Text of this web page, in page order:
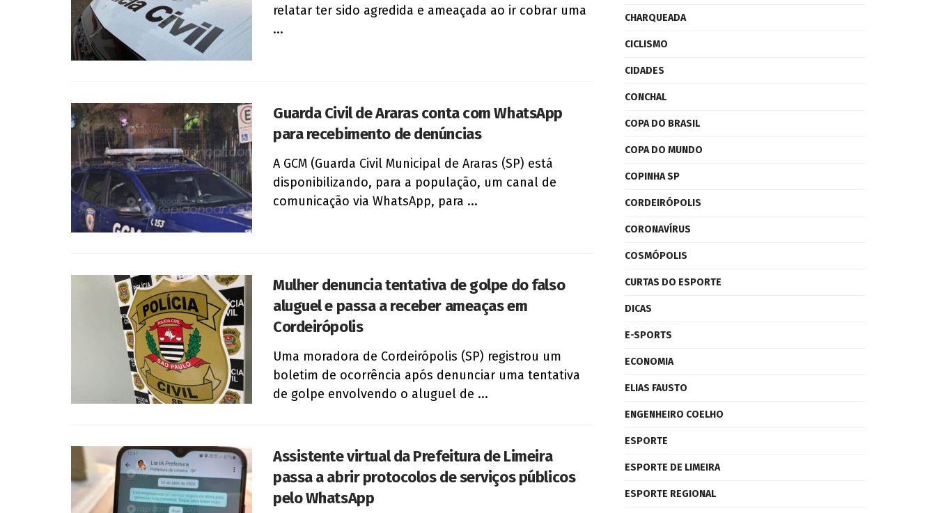
relatar ter sido agredida e ameaçada ao ir cobrar uma
...
Guarda Civil de Araras conta com WhatsApp
para recebimento de denúncias
A GCM (Guarda Civil Municipal de Araras (SP) está
disponibilizando, para a população, um canal de
comunicação via WhatsApp, para ...
Mulher denuncia tentativa de golpe do falso
aluguel e passa a receber ameaças em
Cordeirópolis
Uma moradora de Cordeirópolis (SP) registrou um
boletim de ocorrência após denunciar uma tentativa
de golpe envolvendo o aluguel de ...
Assistente virtual da Prefeitura de Limeira
passa a abrir protocolos de serviços públicos
pelo WhatsApp
CHARQUEADA
CICLISMO
CIDADES
CONCHAL
COPA DO BRASIL
COPA DO MUNDO
COPINHA SP
CORDEIRÓPOLIS
CORONAVÍRUS
COSMÓPOLIS
CURTAS DO ESPORTE
DICAS
E-SPORTS
ECONOMIA
ELIAS FAUSTO
ENGENHEIRO COELHO
ESPORTE
ESPORTE DE LIMEIRA
ESPORTE REGIONAL